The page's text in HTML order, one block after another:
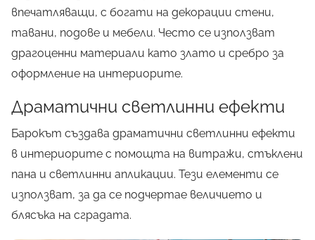
впечатляващи, с богати на декорации стени,
тавани, подове и мебели. Често се използват
драгоценни материали като злато и сребро за
оформление на интериорите.
Драматични светлинни ефекти
Барокът създава драматични светлинни ефекти
в интериорите с помощта на витражи, стъклени
пана и светлинни апликации. Тези елементи се
използват, за да се подчертае величието и
блясъка на сградата.